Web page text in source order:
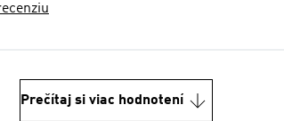
Prečítaj si viac hodnotení